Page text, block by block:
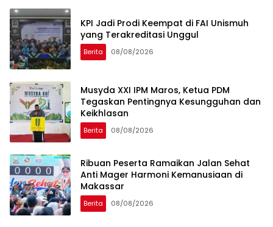
KPI Jadi Prodi Keempat di FAI Unismuh
yang Terakreditasi Unggul
Berita 08/08/2026
Musyda XXI IPM Maros, Ketua PDM
Tegaskan Pentingnya Kesungguhan dan
Keikhlasan
Berita 08/08/2026
Ribuan Peserta Ramaikan Jalan Sehat
Anti Mager Harmoni Kemanusiaan di
Makassar
Berita 08/08/2026